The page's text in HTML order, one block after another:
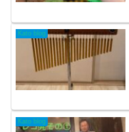
Kato blog
Kato blog